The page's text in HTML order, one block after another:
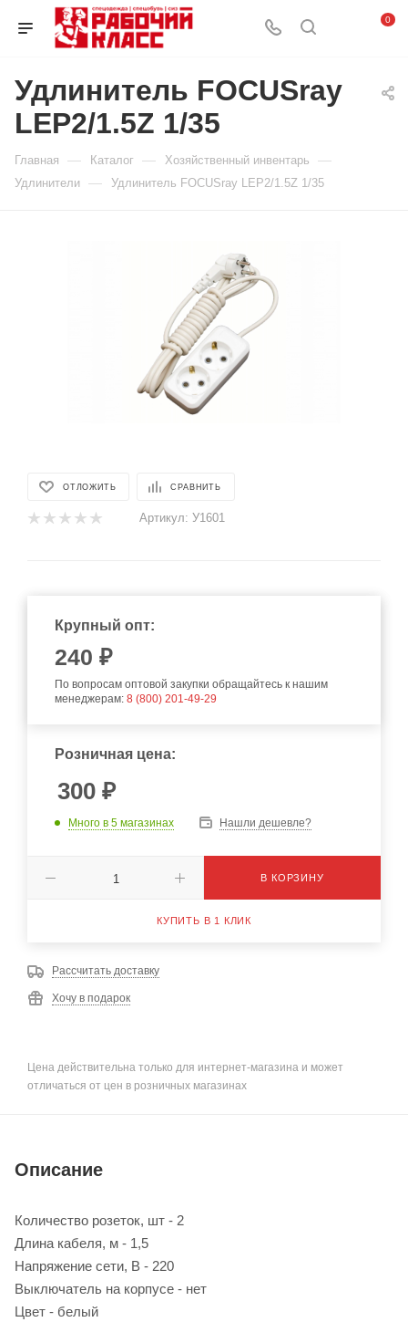
0
Удлинитель FOCUSray
LEP2/1.5Z 1/35
Главная — Каталог — Хозяйственный инвентарь —
Удлинители — Удлинитель FOCUSray LEP2/1.5Z 1/35
ОТЛОЖИТЬ СРАВНИТЬ
Артикул: У1601
Крупный опт:
240 ₽
По вопросам оптовой закупки обращайтесь к нашим
менеджерам: 8 (800) 201-49-29
Розничная цена:
300 ₽
Много в 5 магазинах Нашли дешевле?
В КОРЗИНУ
КУПИТЬ В 1 КЛИК
Рассчитать доставку
Хочу в подарок
Цена действительна только для интернет-магазина и может
отличаться от цен в розничных магазинах
Описание
Количество розеток, шт - 2
Длина кабеля, м - 1,5
Напряжение сети, В - 220
Выключатель на корпусе - нет
Цвет - белый